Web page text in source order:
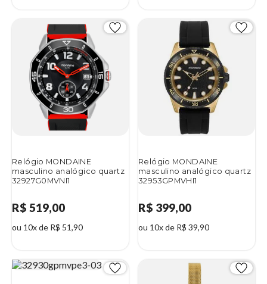
Relógio MONDAINE
masculino analógico quartz
32927G0MVNI1
R$ 519,00
ou 10x de R$ 51,90
Relógio MONDAINE
masculino analógico quartz
32953GPMVHI1
R$ 399,00
ou 10x de R$ 39,90